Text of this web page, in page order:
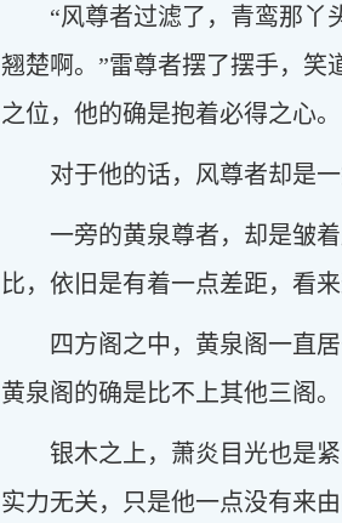
“风尊者过滤了，青鸾那丫
翘楚啊。”雷尊者摆了摆手，笑
之位，他的确是抱着必得之心。
对于他的话，风尊者却是一
一旁的黄泉尊者，却是皱
比，依旧是有着一点差距，看
四方阁之中，黄泉阁一直
黄泉阁的确是比不上其他三阁。
银木之上，萧炎目光也是
实力无关，只是他一点没有来